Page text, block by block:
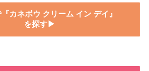
カネボウ クリーム イン デイ』
を探す▶